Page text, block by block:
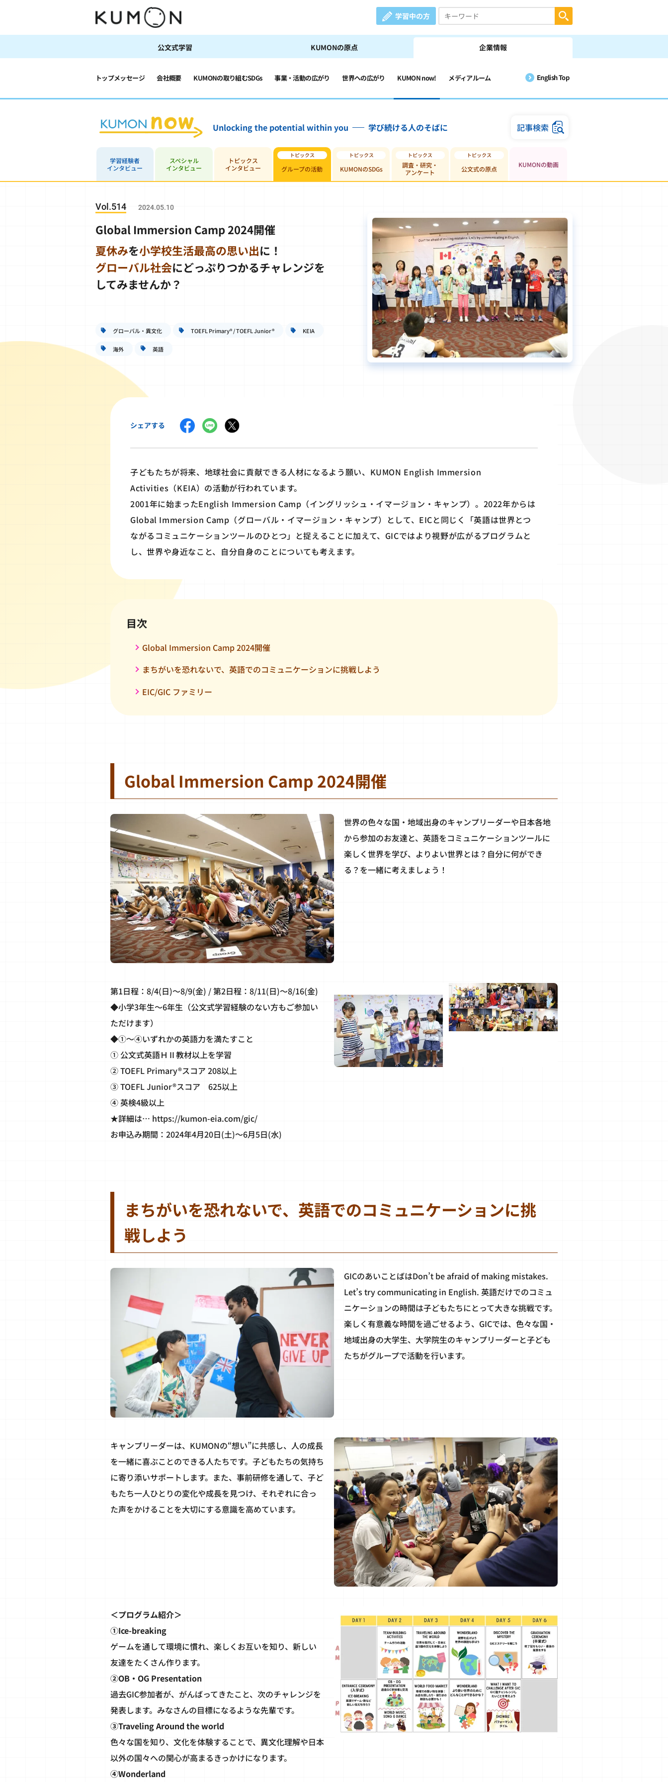
学習中の方
公文式学習 KUMONの原点 企業情報
トップメッセージ 会社概要 KUMONの取り組むSDGs 事業・活動の広がり 世界への広がり KUMON now! メディアルーム English Top
Unlocking the potential within you 学び続ける人のそばに 記事検索
学習経験者
インタビュー
スペシャル
インタビュー
トピックス
インタビュー
グループの活動 KUMONのSDGs
調査・研究・
アンケート
公文式の原点
KUMONの動画
Vol.514 2024.05.10
Global Immersion Camp 2024開催
夏休みを小学校生活最高の思い出に！
グローバル社会にどっぷりつかるチャレンジを
してみませんか？
グローバル・異文化 TOEFL Primary® / TOEFL Junior® KEIA
海外 英語
シェアする
子どもたちが将来、地球社会に貢献できる人材になるよう願い、KUMON English Immersion
Activities（KEIA）の活動が行われています。
2001年に始まったEnglish Immersion Camp（イングリッシュ・イマージョン・キャンプ）。2022年からは
Global Immersion Camp（グローバル・イマージョン・キャンプ）として、EICと同じく「英語は世界とつ
ながるコミュニケーションツールのひとつ」と捉えることに加えて、GICではより視野が広がるプログラムと
し、世界や身近なこと、自分自身のことについても考えます。
目次
Global Immersion Camp 2024開催
まちがいを恐れないで、英語でのコミュニケーションに挑戦しよう
EIC/GIC ファミリー
Global Immersion Camp 2024開催
世界の色々な国・地域出身のキャンプリーダーや日本各地
から参加のお友達と、英語をコミュニケーションツールに
楽しく世界を学び、よりよい世界とは？自分に何ができ
る？を一緒に考えましょう！
第1日程：8/4(日)～8/9(金) / 第2日程：8/11(日)～8/16(金)
◆小学3年生～6年生（公文式学習経験のない方もご参加い
ただけます）
◆①～④いずれかの英語力を満たすこと
① 公文式英語ＨⅡ教材以上を学習
② TOEFL Primary®スコア 208以上
③ TOEFL Junior®スコア 625以上
④ 英検4級以上
★詳細は… https://kumon-eia.com/gic/
お申込み期間：2024年4月20日(土)〜6月5日(水)
まちがいを恐れないで、英語でのコミュニケーションに挑
戦しよう
GICのあいことばはDon’t be afraid of making mistakes.
Let’s try communicating in English. 英語だけでのコミュ
ニケーションの時間は子どもたちにとって大きな挑戦です。
楽しく有意義な時間を過ごせるよう、GICでは、色々な国・
地域出身の大学生、大学院生のキャンプリーダーと子ども
たちがグループで活動を行います。
キャンプリーダーは、KUMONの“想い”に共感し、人の成長
を一緒に喜ぶことのできる人たちです。子どもたちの気持ち
に寄り添いサポートします。また、事前研修を通して、子ど
もたち一人ひとりの変化や成長を見つけ、それぞれに合っ
た声をかけることを大切にする意識を高めています。
＜プログラム紹介＞
①Ice-breaking
ゲームを通して環境に慣れ、楽しくお互いを知り、新しい
友達をたくさん作ります。
②OB・OG Presentation
過去GIC参加者が、がんばってきたこと、次のチャレンジを
発表します。みなさんの目標になるような先輩です。
③Traveling Around the world
色々な国を知り、文化を体験することで、異文化理解や日本
以外の国々への関心が高まるきっかけになります。
④Wonderland